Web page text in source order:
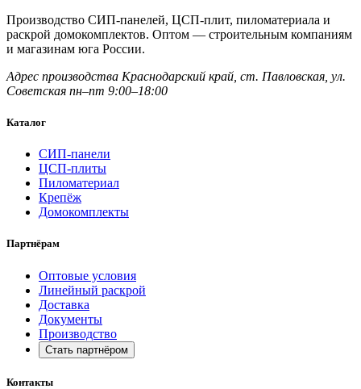
Производство СИП-панелей, ЦСП-плит, пиломатериала и
раскрой домокомплектов. Оптом — строительным компаниям
и магазинам юга России.
Адрес производства Краснодарский край, ст. Павловская, ул.
Советская пн–пт 9:00–18:00
Каталог
СИП-панели
ЦСП-плиты
Пиломатериал
Крепёж
Домокомплекты
Партнёрам
Оптовые условия
Линейный раскрой
Доставка
Документы
Производство
Стать партнёром
Контакты